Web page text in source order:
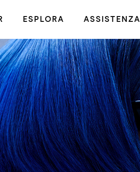
ESPLORA ASSISTENZA